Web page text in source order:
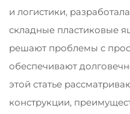
и логистики,
складные пластиковые
решают проблемы с
обеспечивают
этой статье
конструкции,